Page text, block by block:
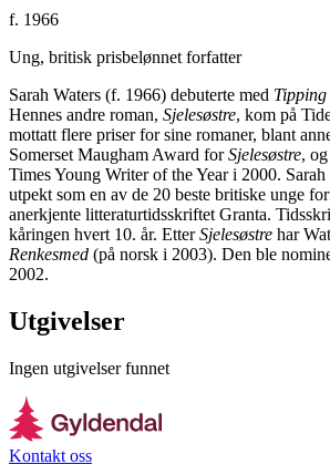
f. 1966
Ung, britisk prisbelønnet forfatter
Sarah Waters (f. 1966) debuterte med Tipping
Hennes andre roman, Sjelesøstre, kom på
mottatt flere priser for sine romaner, blant
Somerset Maugham Award forSjelesøstre,
Times Young Writer of the Year i 2000.
utpekt som en av de 20 beste britiske unge
anerkjente litteraturtidsskriftet Granta.
kåringen hvert 10. år. EtterSjelesøstre har
Renkesmed (på norsk i 2003). Den ble
2002.
Utgivelser
Ingen utgivelser funnet
Kontakt oss